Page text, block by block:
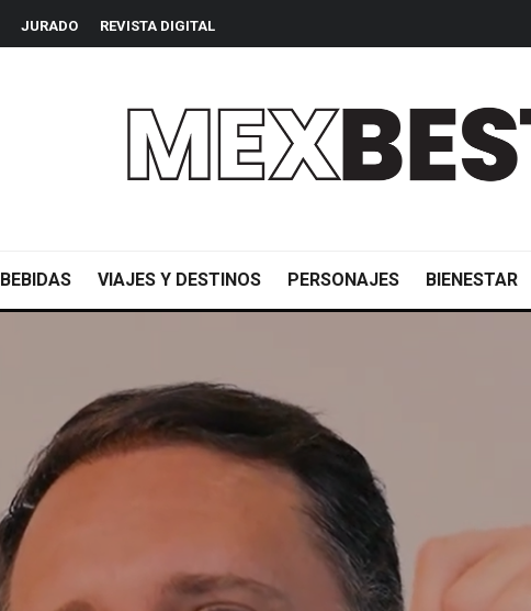
JURADO REVISTA DIGITAL
BEBIDAS VIAJES Y DESTINOS PERSONAJES BIENESTAR